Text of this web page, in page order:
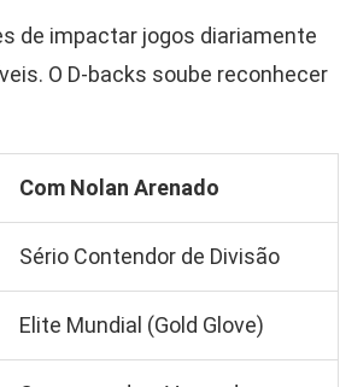
de impactar jogos diariamente
O D-backs soube reconhecer
Com Nolan Arenado
Sério Contendor de Divisão
Elite Mundial (Gold Glove)